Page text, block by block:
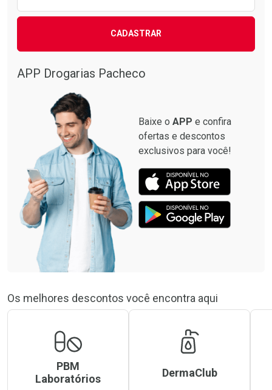
CADASTRAR
APP Drogarias Pacheco
Baixe o APP e confira
ofertas e descontos
exclusivos para você!
Os melhores descontos você encontra aqui
PBM
Laboratórios
DermaClub